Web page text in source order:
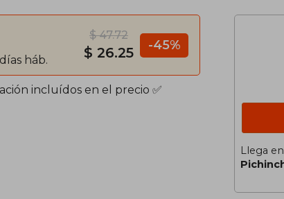
días háb.
$ 47.72
$ 26.25 -45%
incluídos en el precio ✅
Llega